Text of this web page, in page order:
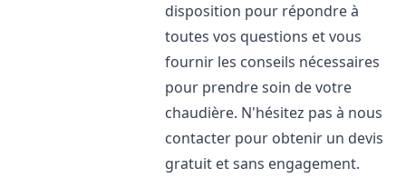
disposition pour répondre à
toutes vos questions et vous
fournir les conseils nécessaires
pour prendre soin de votre
chaudière. N'hésitez pas à nous
contacter pour obtenir un devis
gratuit et sans engagement.